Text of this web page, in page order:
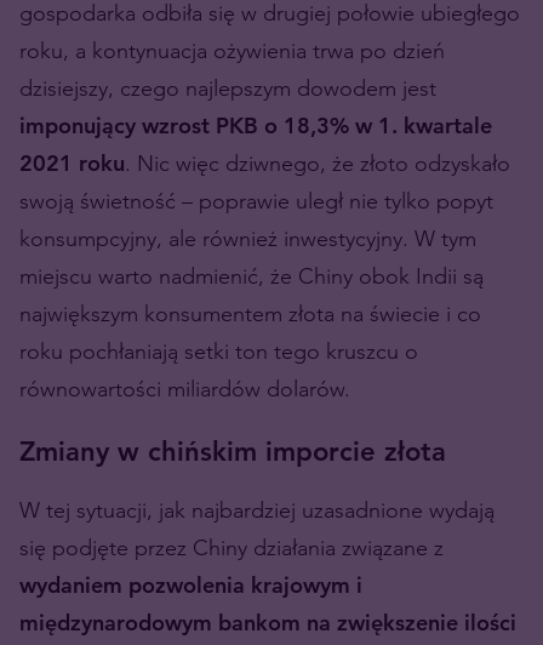
gospodarka odbiła się w drugiej połowie ubiegłego
roku, a kontynuacja ożywienia trwa po dzień
dzisiejszy, czego najlepszym dowodem jest
imponujący wzrost PKB o 18,3% w 1. kwartale
2021 roku. Nic więc dziwnego, że złoto odzyskało
swoją świetność – poprawie uległ nie tylko popyt
konsumpcyjny, ale również inwestycyjny. W tym
miejscu warto nadmienić, że Chiny obok Indii są
największym konsumentem złota na świecie i co
roku pochłaniają setki ton tego kruszcu o
równowartości miliardów dolarów.
Zmiany w chińskim imporcie złota
W tej sytuacji, jak najbardziej uzasadnione wydają
się podjęte przez Chiny działania związane z
wydaniem pozwolenia krajowym i
międzynarodowym bankom na zwiększenie ilości